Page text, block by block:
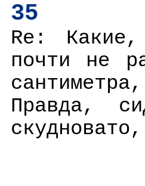
35
Re: Какие,
почти не
Правда,